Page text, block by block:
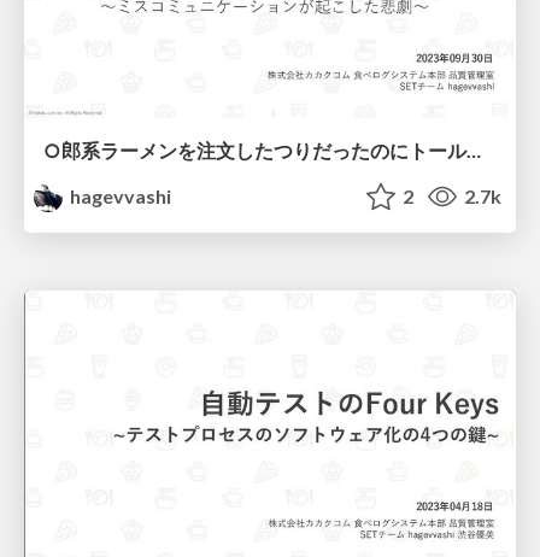
○郎系ラーメンを注文したつりだったのにトールバニラノン ファットアドリストレットショットチョコレートソースエクス トラホイップコーヒージェリーアンドクリーミーバニラフラペ チーノが出てきた話 〜ミスコミュニケーションが起こした悲劇〜
hagevvashi
2 2.7k